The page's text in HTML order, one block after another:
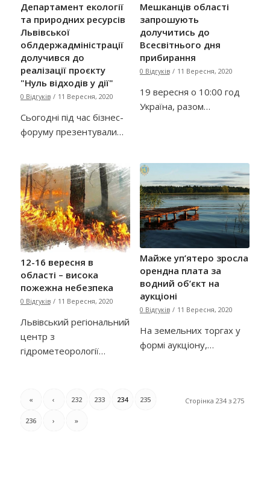
Департамент екології
та природних ресурсів
Львівської
облдержадміністрації
долучився до
реалізації проєкту
"Нуль відходів у дії"
0 Відгуків / 11 Вересня, 2020
Сьогодні під час бізнес-
форуму презентували…
Мешканців області
запрошують
долучитись до
Всесвітнього дня
прибирання
0 Відгуків / 11 Вересня, 2020
19 вересня о 10:00 год
Україна, разом…
12-16 вересня в
області – висока
пожежна небезпека
0 Відгуків / 11 Вересня, 2020
Львівський регіональний
центр з
гідрометеорології…
Майже уп’ятеро зросла
орендна плата за
водний об’єкт на
аукціоні
0 Відгуків / 11 Вересня, 2020
На земельних торгах у
формі аукціону,…
Сторінка 234 з 275
« ‹ 232 233 234 235
236 › »